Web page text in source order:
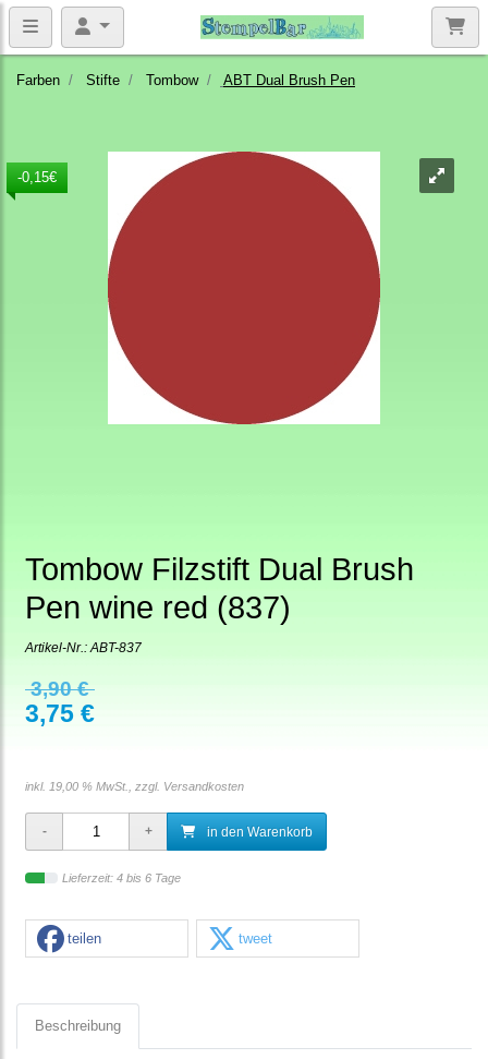
Farben Stifte Tombow ABT Dual Brush Pen
-0,15€
Tombow Filzstift Dual Brush
Pen wine red (837)
Artikel-Nr.: ABT-837
3,90 €
3,75 €
inkl. 19,00 % MwSt., zzgl. Versandkosten
in den Warenkorb
Lieferzeit: 4 bis 6 Tage
teilen tweet
Beschreibung